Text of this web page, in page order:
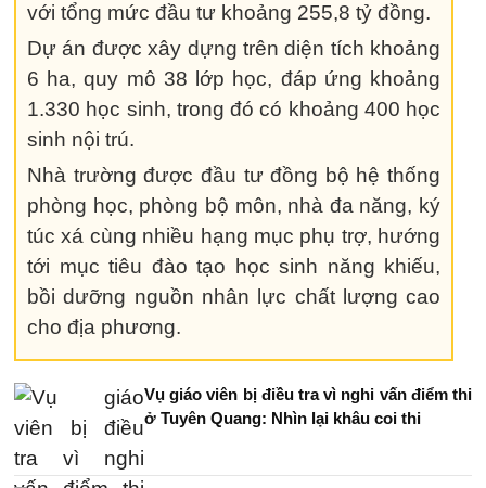
với tổng mức đầu tư khoảng 255,8 tỷ đồng.
Dự án được xây dựng trên diện tích khoảng
6 ha, quy mô 38 lớp học, đáp ứng khoảng
1.330 học sinh, trong đó có khoảng 400 học
sinh nội trú.
Nhà trường được đầu tư đồng bộ hệ thống
phòng học, phòng bộ môn, nhà đa năng, ký
túc xá cùng nhiều hạng mục phụ trợ, hướng
tới mục tiêu đào tạo học sinh năng khiếu,
bồi dưỡng nguồn nhân lực chất lượng cao
cho địa phương.
Vụ giáo viên bị điều tra vì nghi vấn điểm thi
ở Tuyên Quang: Nhìn lại khâu coi thi